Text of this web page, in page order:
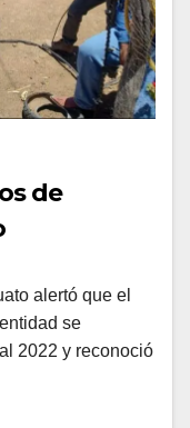
de
alertó que el
se
2022 y reconoció